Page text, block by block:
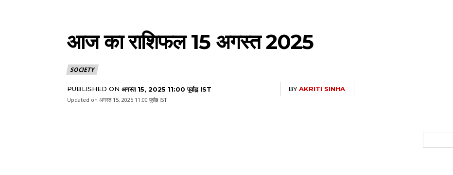
आज का राशिफल 15 अगस्त 2025
SOCIETY
PUBLISHED ON अगस्त 15, 2025 11:00 पूर्वाह्न IST BY AKRITI SINHA
Updated on अगस्त 15, 2025 11:00 पूर्वाह्न IST